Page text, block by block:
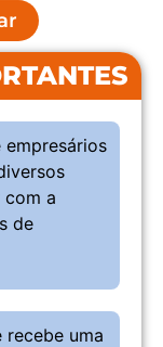
empresários
com a
de
recebe uma